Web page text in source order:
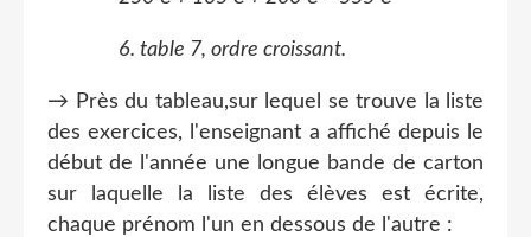
6. table 7, ordre croissant.
→ Près du tableau,sur lequel se trouve la liste
des exercices, l'enseignant a affiché depuis le
début de l'année une longue bande de carton
sur laquelle la liste des élèves est écrite,
chaque prénom l'un en dessous de l'autre :